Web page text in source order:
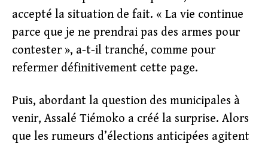
accepté la situation de fait. « La vie continue
parce que je ne prendrai pas des armes pour
contester », a-t-il tranché, comme pour
refermer définitivement cette page.
Puis, abordant la question des municipales à
venir, Assalé Tiémoko a créé la surprise. Alors
que les rumeurs d’élections anticipées agitent